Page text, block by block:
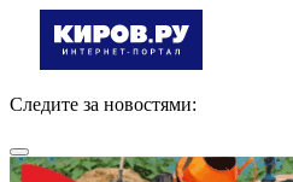
Следите за новостями: